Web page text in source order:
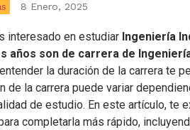
8 Enero, 2025
interesado en estudiar Ingeniería
años son de carrera de
la duración de la carrera te
de la carrera puede variar
de estudio. En este artículo, te
completarla más rápido,